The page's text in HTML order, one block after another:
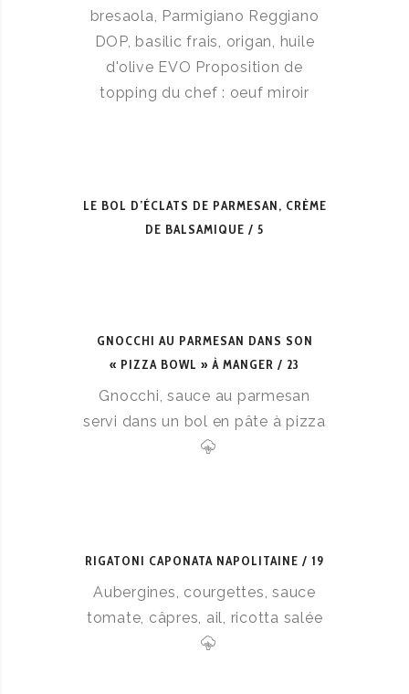
bresaola, Parmigiano Reggiano
DOP, basilic frais, origan, huile
d'olive EVO Proposition de
topping du chef : oeuf miroir
LE BOL D’ÉCLATS DE PARMESAN, CRÈME
DE BALSAMIQUE
5
GNOCCHI AU PARMESAN DANS SON
« PIZZA BOWL » À MANGER
23
Gnocchi, sauce au parmesan
servi dans un bol en pâte à pizza
RIGATONI CAPONATA NAPOLITAINE 19
Aubergines, courgettes, sauce
tomate, câpres, ail, ricotta salée